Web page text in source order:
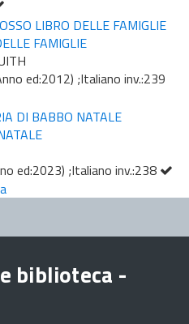
FAMIGLIE
ed:2012) ;Italiano inv.:239
ed:2023) ;Italiano inv.:238
biblioteca -